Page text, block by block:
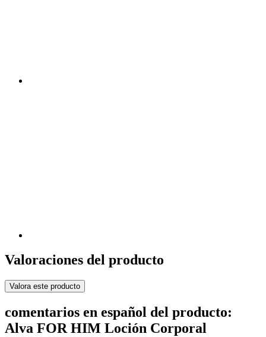
Valoraciones del producto
Valora este producto
comentarios en español del producto:
Alva FOR HIM Loción Corporal